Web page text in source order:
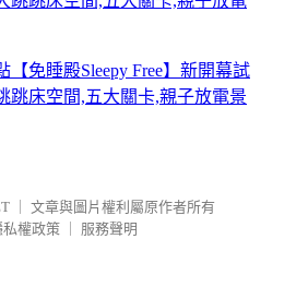
【免睡殿Sleepy Free】新開幕試
跳床空間,五大關卡,親子放電景
文章與圖片權利屬原作者所有
私權政策
服務聲明